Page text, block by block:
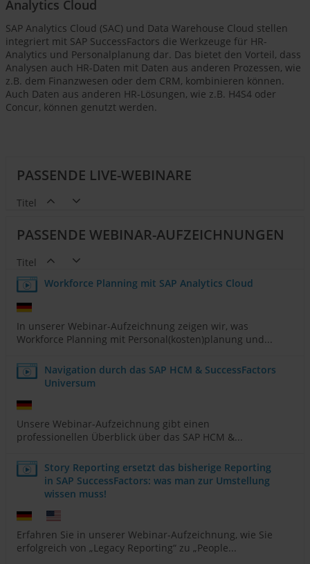
Analytics Cloud
SAP Analytics Cloud (SAC) und Data Warehouse Cloud stellen
integriert mit SAP SuccessFactors die Werkzeuge für HR-
Analytics und Personalplanung dar. Das bietet den Vorteil, dass
Analysen auch HR-Daten mit Daten aus anderen Prozessen, wie
z.B. dem Finanzwesen oder dem CRM, kombinieren können.
Auch Daten aus anderen HR-Lösungen, wie z.B. H4S4 oder
Concur, können genutzt werden.
PASSENDE LIVE-WEBINARE
Titel
PASSENDE WEBINAR-AUFZEICHNUNGEN
Titel
Workforce Planning mit SAP Analytics Cloud
In unserer Webinar-Aufzeichnung zeigen wir, was
Workforce Planning mit Personal(kosten)planung und...
Navigation durch das SAP HCM & SuccessFactors
Universum
Unsere Webinar-Aufzeichnung gibt einen
professionellen Überblick über das SAP HCM &...
Story Reporting ersetzt das bisherige Reporting
in SAP SuccessFactors: was man zur Umstellung
wissen muss!
Erfahren Sie in unserer Webinar-Aufzeichnung, wie Sie
erfolgreich von „Legacy Reporting“ zu „People...